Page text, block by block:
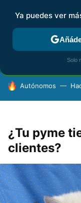
FISCALIDAD Y
HOY SE HABLA DE
Autónomos
¿Tu pyme
clientes?
Ya puedes ver
Solo